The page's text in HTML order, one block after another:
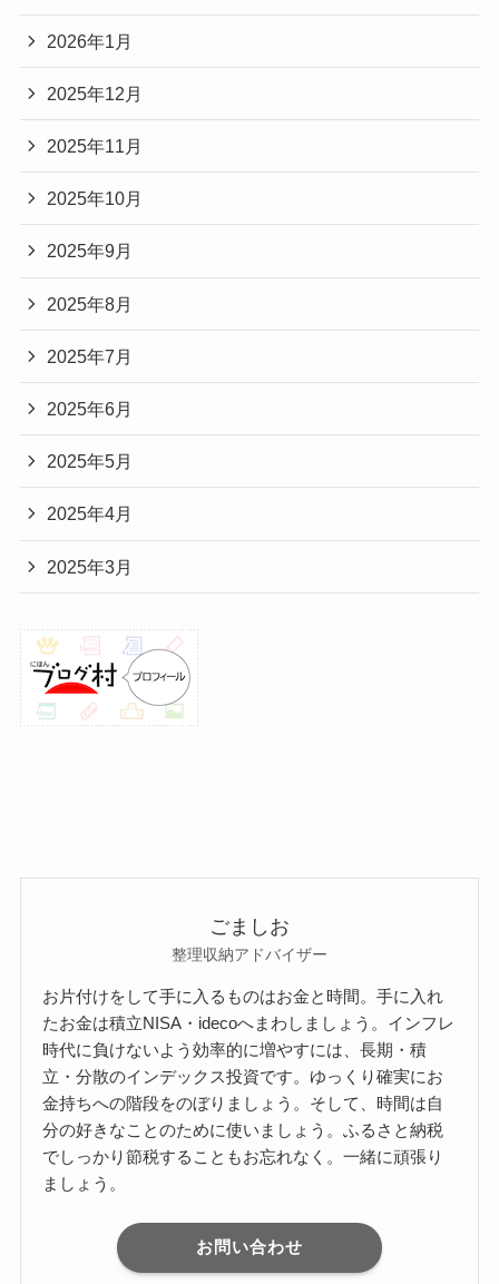
2026年1月
2025年12月
2025年11月
2025年10月
2025年9月
2025年8月
2025年7月
2025年6月
2025年5月
2025年4月
2025年3月
ごましお
整理収納アドバイザー
お片付けをして手に入るものはお金と時間。手に入れ
たお金は積立NISA・idecoへまわしましょう。インフレ
時代に負けないよう効率的に増やすには、長期・積
立・分散のインデックス投資です。ゆっくり確実にお
金持ちへの階段をのぼりましょう。そして、時間は自
分の好きなことのために使いましょう。ふるさと納税
でしっかり節税することもお忘れなく。一緒に頑張り
ましょう。
お問い合わせ